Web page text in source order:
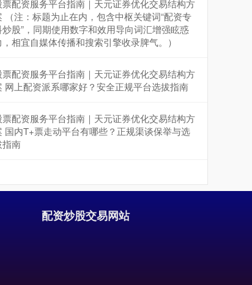
票配资服务平台指南｜天元证券优化交易结构方
（注：标题为止在内，包含中枢关键词“配资专
炒股”，同期使用数字和效用导向词汇增强眩惑
，相宜自媒体传播和搜索引擎收录脾气。）
票配资服务平台指南｜天元证券优化交易结构方
网上配资派系哪家好？安全正规平台选拔指南
票配资服务平台指南｜天元证券优化交易结构方
国内T+票走动平台有哪些？正规渠谈保举与选
指南
配资炒股交易网站